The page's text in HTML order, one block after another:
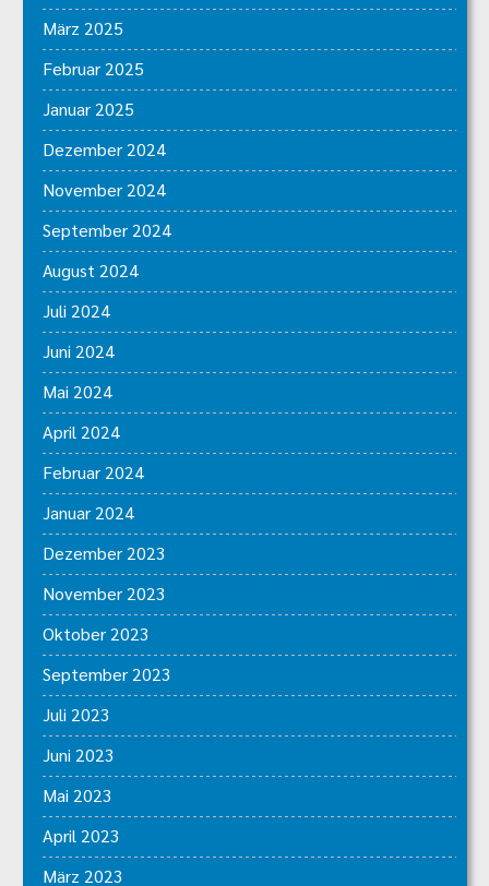
März 2025
Februar 2025
Januar 2025
Dezember 2024
November 2024
September 2024
August 2024
Juli 2024
Juni 2024
Mai 2024
April 2024
Februar 2024
Januar 2024
Dezember 2023
November 2023
Oktober 2023
September 2023
Juli 2023
Juni 2023
Mai 2023
April 2023
März 2023